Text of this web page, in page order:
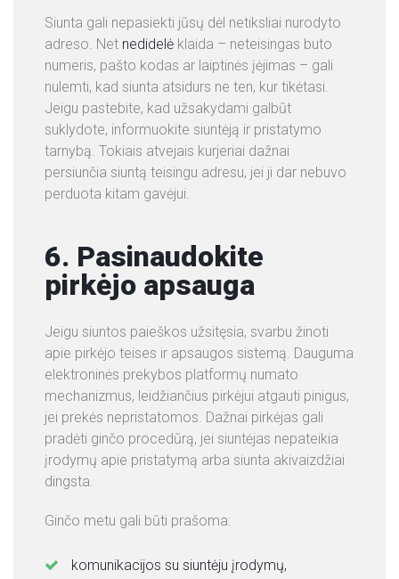
Siunta gali nepasiekti jūsų dėl netiksliai nurodyto
adreso. Net nedidelė klaida – neteisingas buto
numeris, pašto kodas ar laiptinės įėjimas – gali
nulemti, kad siunta atsidurs ne ten, kur tikėtasi.
Jeigu pastebite, kad užsakydami galbūt
suklydote, informuokite siuntėją ir pristatymo
tarnybą. Tokiais atvejais kurjeriai dažnai
persiunčia siuntą teisingu adresu, jei ji dar nebuvo
perduota kitam gavėjui.
6. Pasinaudokite
pirkėjo apsauga
Jeigu siuntos paieškos užsitęsia, svarbu žinoti
apie pirkėjo teises ir apsaugos sistemą. Dauguma
elektroninės prekybos platformų numato
mechanizmus, leidžiančius pirkėjui atgauti pinigus,
jei prekės nepristatomos. Dažnai pirkėjas gali
pradėti ginčo procedūrą, jei siuntėjas nepateikia
įrodymų apie pristatymą arba siunta akivaizdžiai
dingsta.
Ginčo metu gali būti prašoma:
komunikacijos su siuntėju įrodymų,